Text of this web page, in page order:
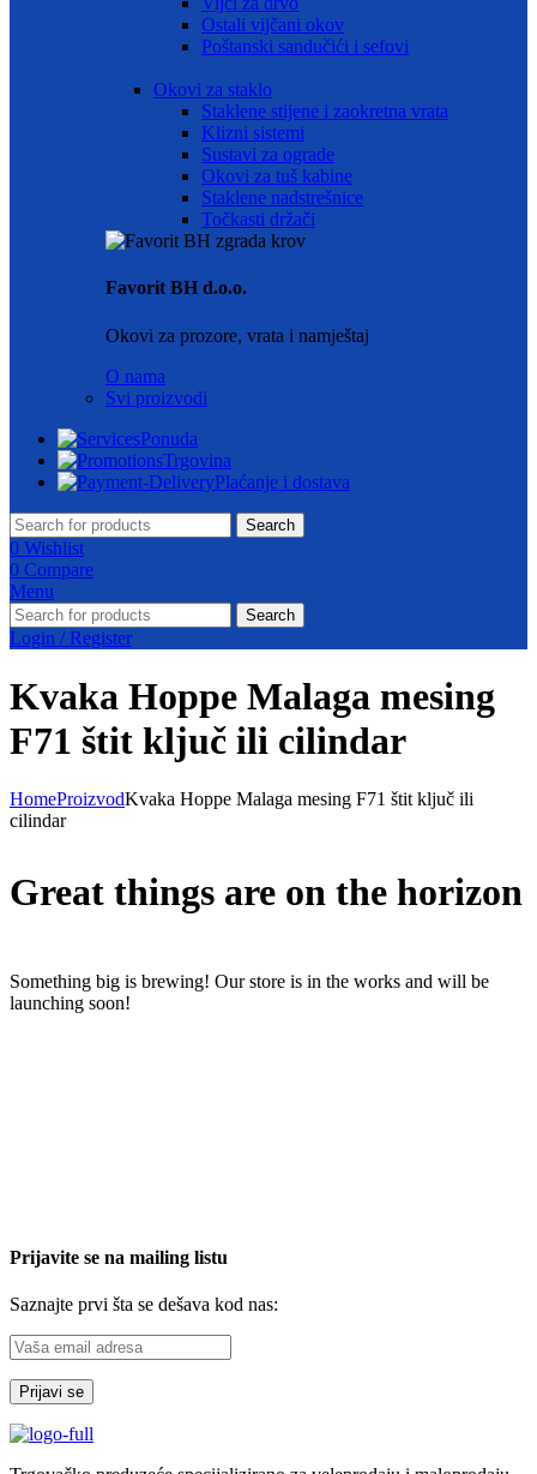
Ostali vijčani okov
Poštanski sandučići i sefovi
Okovi za staklo
Staklene stijene i zaokretna vrata
Klizni sistemi
Sustavi za ograde
Okovi za tuš kabine
Staklene nadstrešnice
Točkasti držači
Favorit BH d.o.o.
Okovi za prozore, vrata i namještaj
O nama
Svi proizvodi
Ponuda
Trgovina
Plaćanje i dostava
Search
0 Wishlist
0 Compare
Menu
Search
Login / Register
Kvaka Hoppe Malaga mesing
F71 štit ključ ili cilindar
HomeProizvodKvaka Hoppe Malaga mesing F71 štit ključ ili
cilindar
Great things are on the horizon
Something big is brewing! Our store is in the works and will be
launching soon!
Prijavite se na mailing listu
Saznajte prvi šta se dešava kod nas: